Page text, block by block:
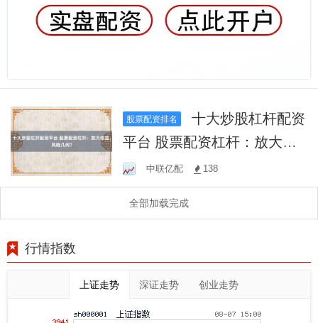
股票配资排名
十大炒股杠杆配资
平台 股票配资杠杆：放大收
益，风险几何？
中联亿配 138
全部加载完成
行情指数
上证走势 深证走势 创业走势